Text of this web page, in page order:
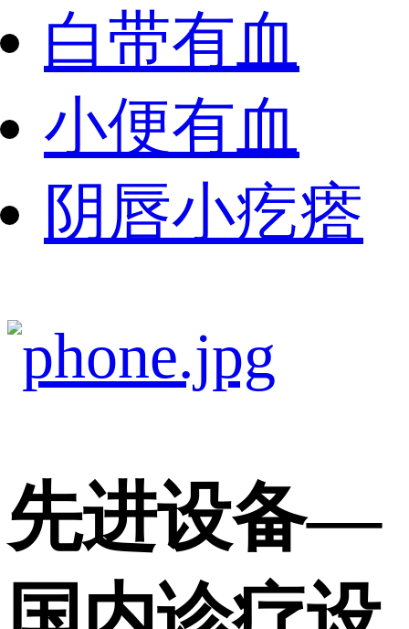
白带有血
小便有血
阴唇小疙瘩
先进设备—